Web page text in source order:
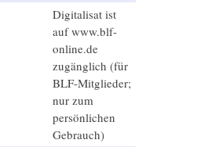
Digitalisat ist
auf www.blf-
online.de
zugänglich (für
BLF-Mitglieder;
nur zum
persönlichen
Gebrauch)